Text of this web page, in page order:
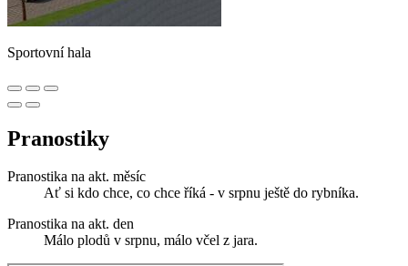
Sportovní hala
Pranostiky
Pranostika na akt. měsíc
Ať si kdo chce, co chce říká - v srpnu ještě do rybníka.
Pranostika na akt. den
Málo plodů v srpnu, málo včel z jara.